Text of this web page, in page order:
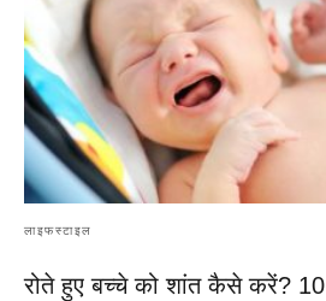
लाइफस्टाइल
रोते हुए बच्चे को शांत कैसे करें?